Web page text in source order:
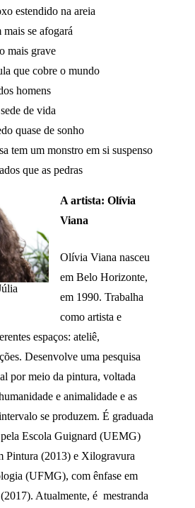
estendido na areia
se afogará
mais grave
que cobre o mundo
homens
de vida
quase de sonho
tem um monstro em si suspenso
que as pedras
A artista: Olívia
Viana
Olívia Viana nasceu
em Belo Horizonte,
em 1990. Trabalha
como artista e
espaços: ateliê,
Desenvolve uma pesquisa
por meio da pintura, voltada
e animalidade e as
se produzem. É graduada
pela Escola Guignard (UEMG)
Pintura (2013) e Xilogravura
(UFMG), com ênfase em
Atualmente, é mestranda